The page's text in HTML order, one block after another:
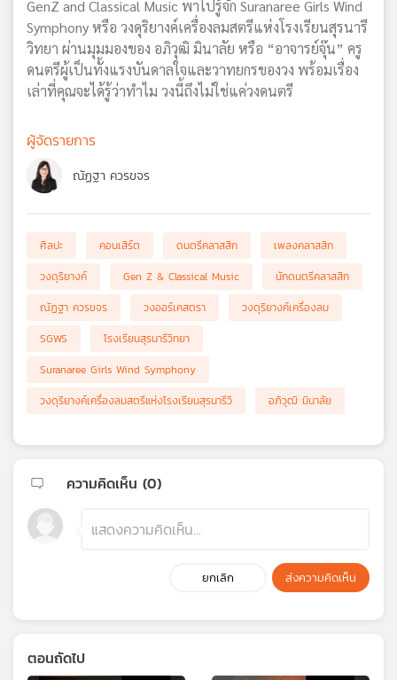
GenZ and Classical Music พาไปรู้จัก Suranaree Girls Wind
Symphony หรือ วงดุริยางค์เครื่องลมสตรีแห่งโรงเรียนสุรนารี
วิทยา ผ่านมุมมองของ อภิวุฒิ มินาลัย หรือ “อาจารย์จุ๊น” ครู
ดนตรีผู้เป็นทั้งแรงบันดาลใจและวาทยกรของวง พร้อมเรื่อง
เล่าที่คุณจะได้รู้ว่าทำไม วงนี้ถึงไม่ใช่แค่วงดนตรี
ผู้จัดรายการ
ณัฏฐา ควรขจร
ศิลปะ คอนเสิร์ต ดนตรีคลาสสิก
เพลงคลาสสิก
วงดุริยางค์
Gen Z & Classical Music
นักดนตรีคลาสสิก
ณัฏฐา ควรขจร
วงออร์เคสตรา
วงดุริยางค์เครื่องลม
SGWS
โรงเรียนสุรนารีวิทยา
Suranaree Girls Wind Symphony
วงดุริยางค์เครื่องลมสตรีแห่งโรงเรียนสุรนารีวิ
อภิวุฒิ มินาลัย
ความคิดเห็น (0)
ยกเลิก ส่งความคิดเห็น
ตอนถัดไป